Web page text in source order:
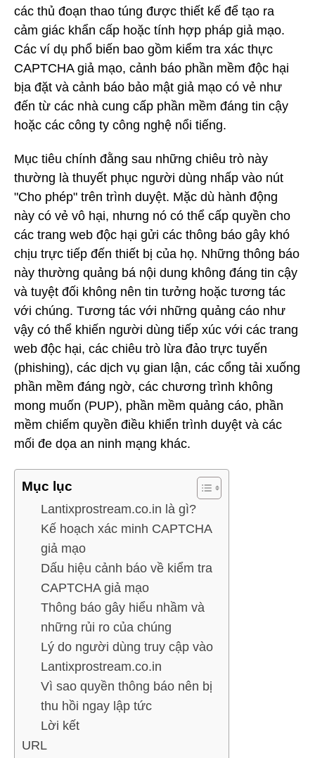
các thủ đoạn thao túng được thiết kế để tạo ra
cảm giác khẩn cấp hoặc tính hợp pháp giả mạo.
Các ví dụ phổ biến bao gồm kiểm tra xác thực
CAPTCHA giả mạo, cảnh báo phần mềm độc hại
bịa đặt và cảnh báo bảo mật giả mạo có vẻ như
đến từ các nhà cung cấp phần mềm đáng tin cậy
hoặc các công ty công nghệ nổi tiếng.
Mục tiêu chính đằng sau những chiêu trò này
thường là thuyết phục người dùng nhấp vào nút
"Cho phép" trên trình duyệt. Mặc dù hành động
này có vẻ vô hại, nhưng nó có thể cấp quyền cho
các trang web độc hại gửi các thông báo gây khó
chịu trực tiếp đến thiết bị của họ. Những thông báo
này thường quảng bá nội dung không đáng tin cậy
và tuyệt đối không nên tin tưởng hoặc tương tác
với chúng. Tương tác với những quảng cáo như
vậy có thể khiến người dùng tiếp xúc với các trang
web độc hại, các chiêu trò lừa đảo trực tuyến
(phishing), các dịch vụ gian lận, các cổng tải xuống
phần mềm đáng ngờ, các chương trình không
mong muốn (PUP), phần mềm quảng cáo, phần
mềm chiếm quyền điều khiển trình duyệt và các
mối đe dọa an ninh mạng khác.
Mục lục
Lantixprostream.co.in là gì?
Kế hoạch xác minh CAPTCHA
giả mạo
Dấu hiệu cảnh báo về kiểm tra
CAPTCHA giả mạo
Thông báo gây hiểu nhầm và
những rủi ro của chúng
Lý do người dùng truy cập vào
Lantixprostream.co.in
Vì sao quyền thông báo nên bị
thu hồi ngay lập tức
Lời kết
URL